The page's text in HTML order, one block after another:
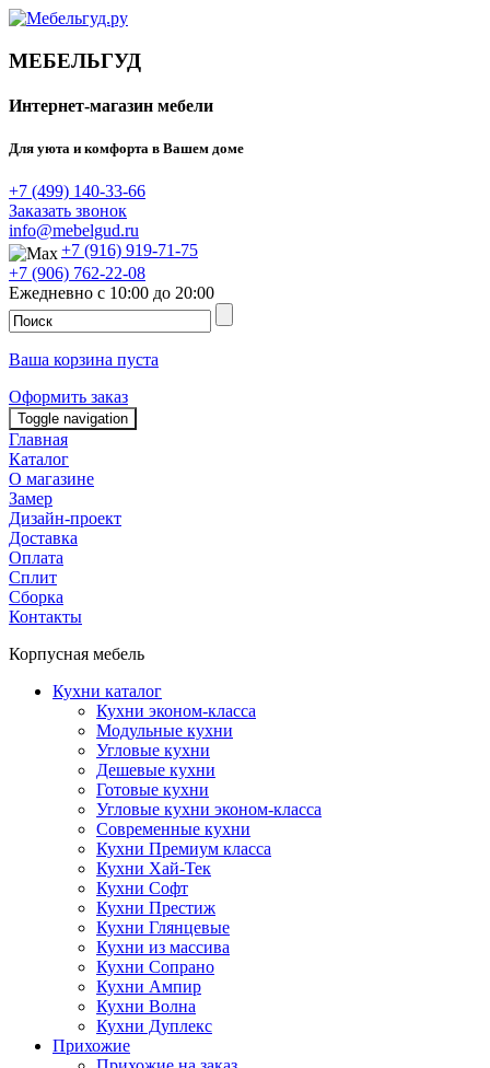
МЕБЕЛЬГУД
Интернет-магазин мебели
Для уюта и комфорта в Вашем доме
+7 (499) 140-33-66
Заказать звонок
info@mebelgud.ru
+7 (916) 919-71-75
+7 (906) 762-22-08
Ежедневно с 10:00 до 20:00
Ваша корзина пуста
Оформить заказ
Toggle navigation
Главная
Каталог
О магазине
Замер
Дизайн-проект
Доставка
Оплата
Сплит
Сборка
Контакты
Корпусная мебель
Кухни каталог
Кухни эконом-класса
Модульные кухни
Угловые кухни
Дешевые кухни
Готовые кухни
Угловые кухни эконом-класса
Современные кухни
Кухни Премиум класса
Кухни Хай-Тек
Кухни Софт
Кухни Престиж
Кухни Глянцевые
Кухни из массива
Кухни Сопрано
Кухни Ампир
Кухни Волна
Кухни Дуплекс
Прихожие